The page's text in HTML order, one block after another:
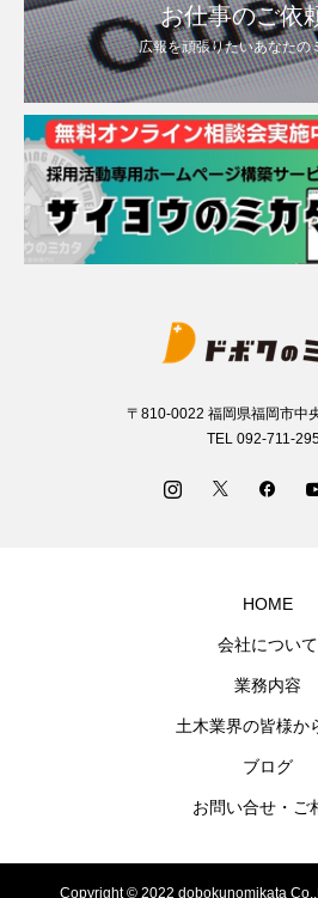
お仕事のご依
広報を頑張りたいあなたの
〒810-0022 福岡県福岡市中
TEL 092-711-
HOME
会社について
業務内容
土木業界の皆様か
ブログ
お問い合せ・ご
Copyright © 2022 dobokunomikata